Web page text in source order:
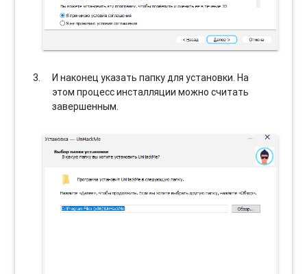
И наконец указать папку для установки. На
этом процесс инсталляции можно считать
завершенным.